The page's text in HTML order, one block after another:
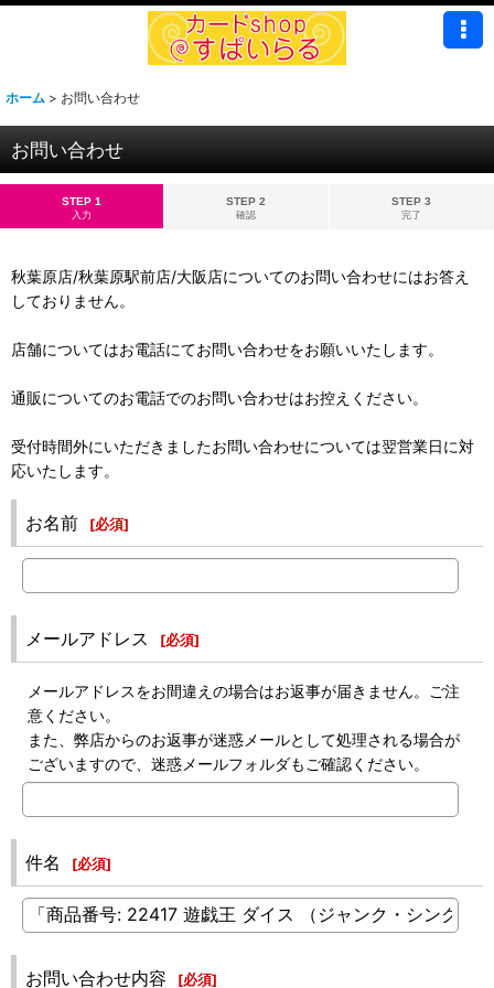
ホーム > お問い合わせ
お問い合わせ
STEP 1
入力
STEP 2
確認
STEP 3
完了
秋葉原店/秋葉原駅前店/大阪店についてのお問い合わせにはお答え
しておりません。
店舗についてはお電話にてお問い合わせをお願いいたします。
通販についてのお電話でのお問い合わせはお控えください。
受付時間外にいただきましたお問い合わせについては翌営業日に対
応いたします。
お名前 [必須]
メールアドレス [必須]
メールアドレスをお間違えの場合はお返事が届きません。ご注
意ください。
また、弊店からのお返事が迷惑メールとして処理される場合が
ございますので、迷惑メールフォルダもご確認ください。
件名 [必須]
お問い合わせ内容 [必須]